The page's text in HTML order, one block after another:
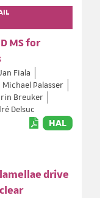
MS for
Fiala
Michael Palasser
Breuker
Delsuc
HAL
drive